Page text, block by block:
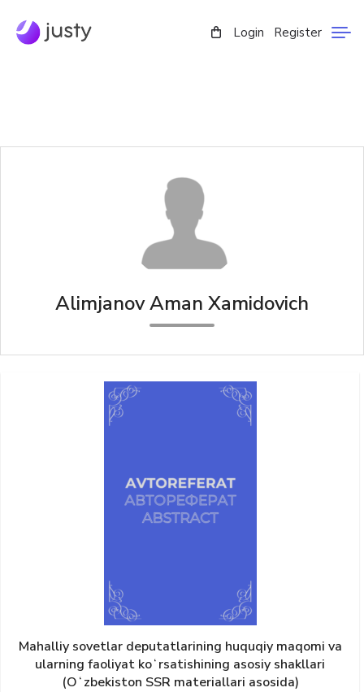
Login Register
Alimjanov Aman Xamidovich
Mahalliy sovetlar deputatlarining huquqiy maqomi va
ularning faoliyat koʻrsatishining asosiy shakllari
(Oʻzbekiston SSR materiallari asosida)